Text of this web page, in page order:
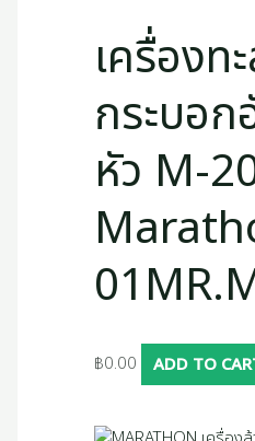
เครื่อง
กระบอ
หัว M-
฿0.00 ADD TO